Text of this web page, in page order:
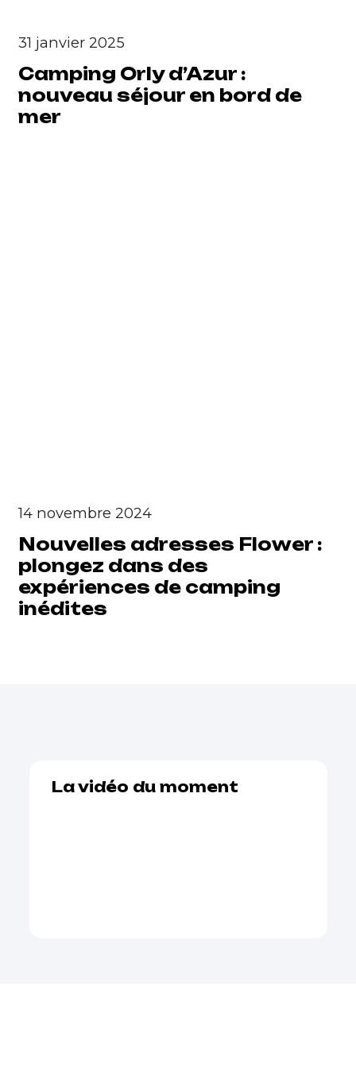
31 janvier 2025
Camping Orly d’Azur :
nouveau séjour en bord de
mer
14 novembre 2024
Nouvelles adresses Flower :
plongez dans des
expériences de camping
inédites
La vidéo du moment